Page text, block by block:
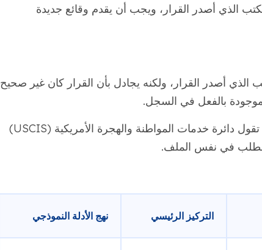
الذي أصدر القرار، ويجب أن يقدم وقائع جديدة
الذي أصدر القرار، ولكنه يجادل بأن القرار كان غير صحيح
بالفعل في السجل.
يجب عليك اختيار مسار واحد في النموذج. تقول دائرة خدمات المواطنة والهجرة الأمريكية (USCIS)
في نفس الملف.
التركيز الرئيسي نهج الأدلة النموذجي